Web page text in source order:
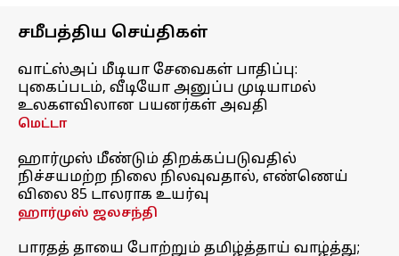
சமீபத்திய செய்திகள்
வாட்ஸ்அப் மீடியா சேவைகள் பாதிப்பு:
புகைப்படம், வீடியோ அனுப்ப முடியாமல்
உலகளவிலான பயனர்கள் அவதி
மெட்டா
ஹார்முஸ் மீண்டும் திறக்கப்படுவதில்
நிச்சயமற்ற நிலை நிலவுவதால், எண்ணெய்
விலை 85 டாலராக உயர்வு
ஹார்முஸ் ஜலசந்தி
பாரதத் தாயை போற்றும் தமிழ்த்தாய் வாழ்த்து;